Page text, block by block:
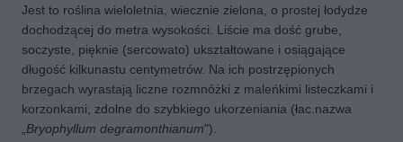
Jest to roślina wieloletnia, wiecznie zielona, o prostej łodydze
dochodzącej do metra wysokości. Liście ma dość grube,
soczyste, pięknie (sercowato) ukształtowane i osiągające
długość kilkunastu centymetrów. Na ich postrzępionych
brzegach wyrastają liczne rozmnóżki z maleńkimi listeczkami i
korzonkami, zdolne do szybkiego ukorzeniania (łac.nazwa
Bryophyllum degramonthianum").